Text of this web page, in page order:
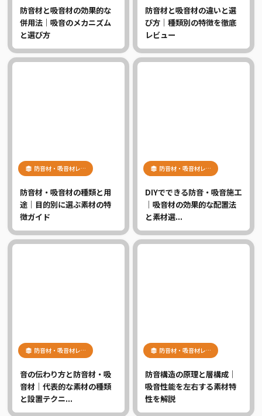
防音材と吸音材の効果的な
併用法｜吸音のメカニズム
と選び方
防音材と吸音材の違いと選
び方｜種類別の特徴を徹底
レビュー
防音材・吸音材レ…
防音材・吸音材の種類と用
途｜目的別に選ぶ素材の特
徴ガイド
防音材・吸音材レ…
DIYでできる防音・吸音施工
｜吸音材の効果的な配置法
と素材選...
防音材・吸音材レ…
音の伝わり方と防音材・吸
音材｜代表的な素材の種類
と設置テクニ...
防音材・吸音材レ…
防音構造の原理と層構成｜
吸音性能を左右する素材特
性を解説